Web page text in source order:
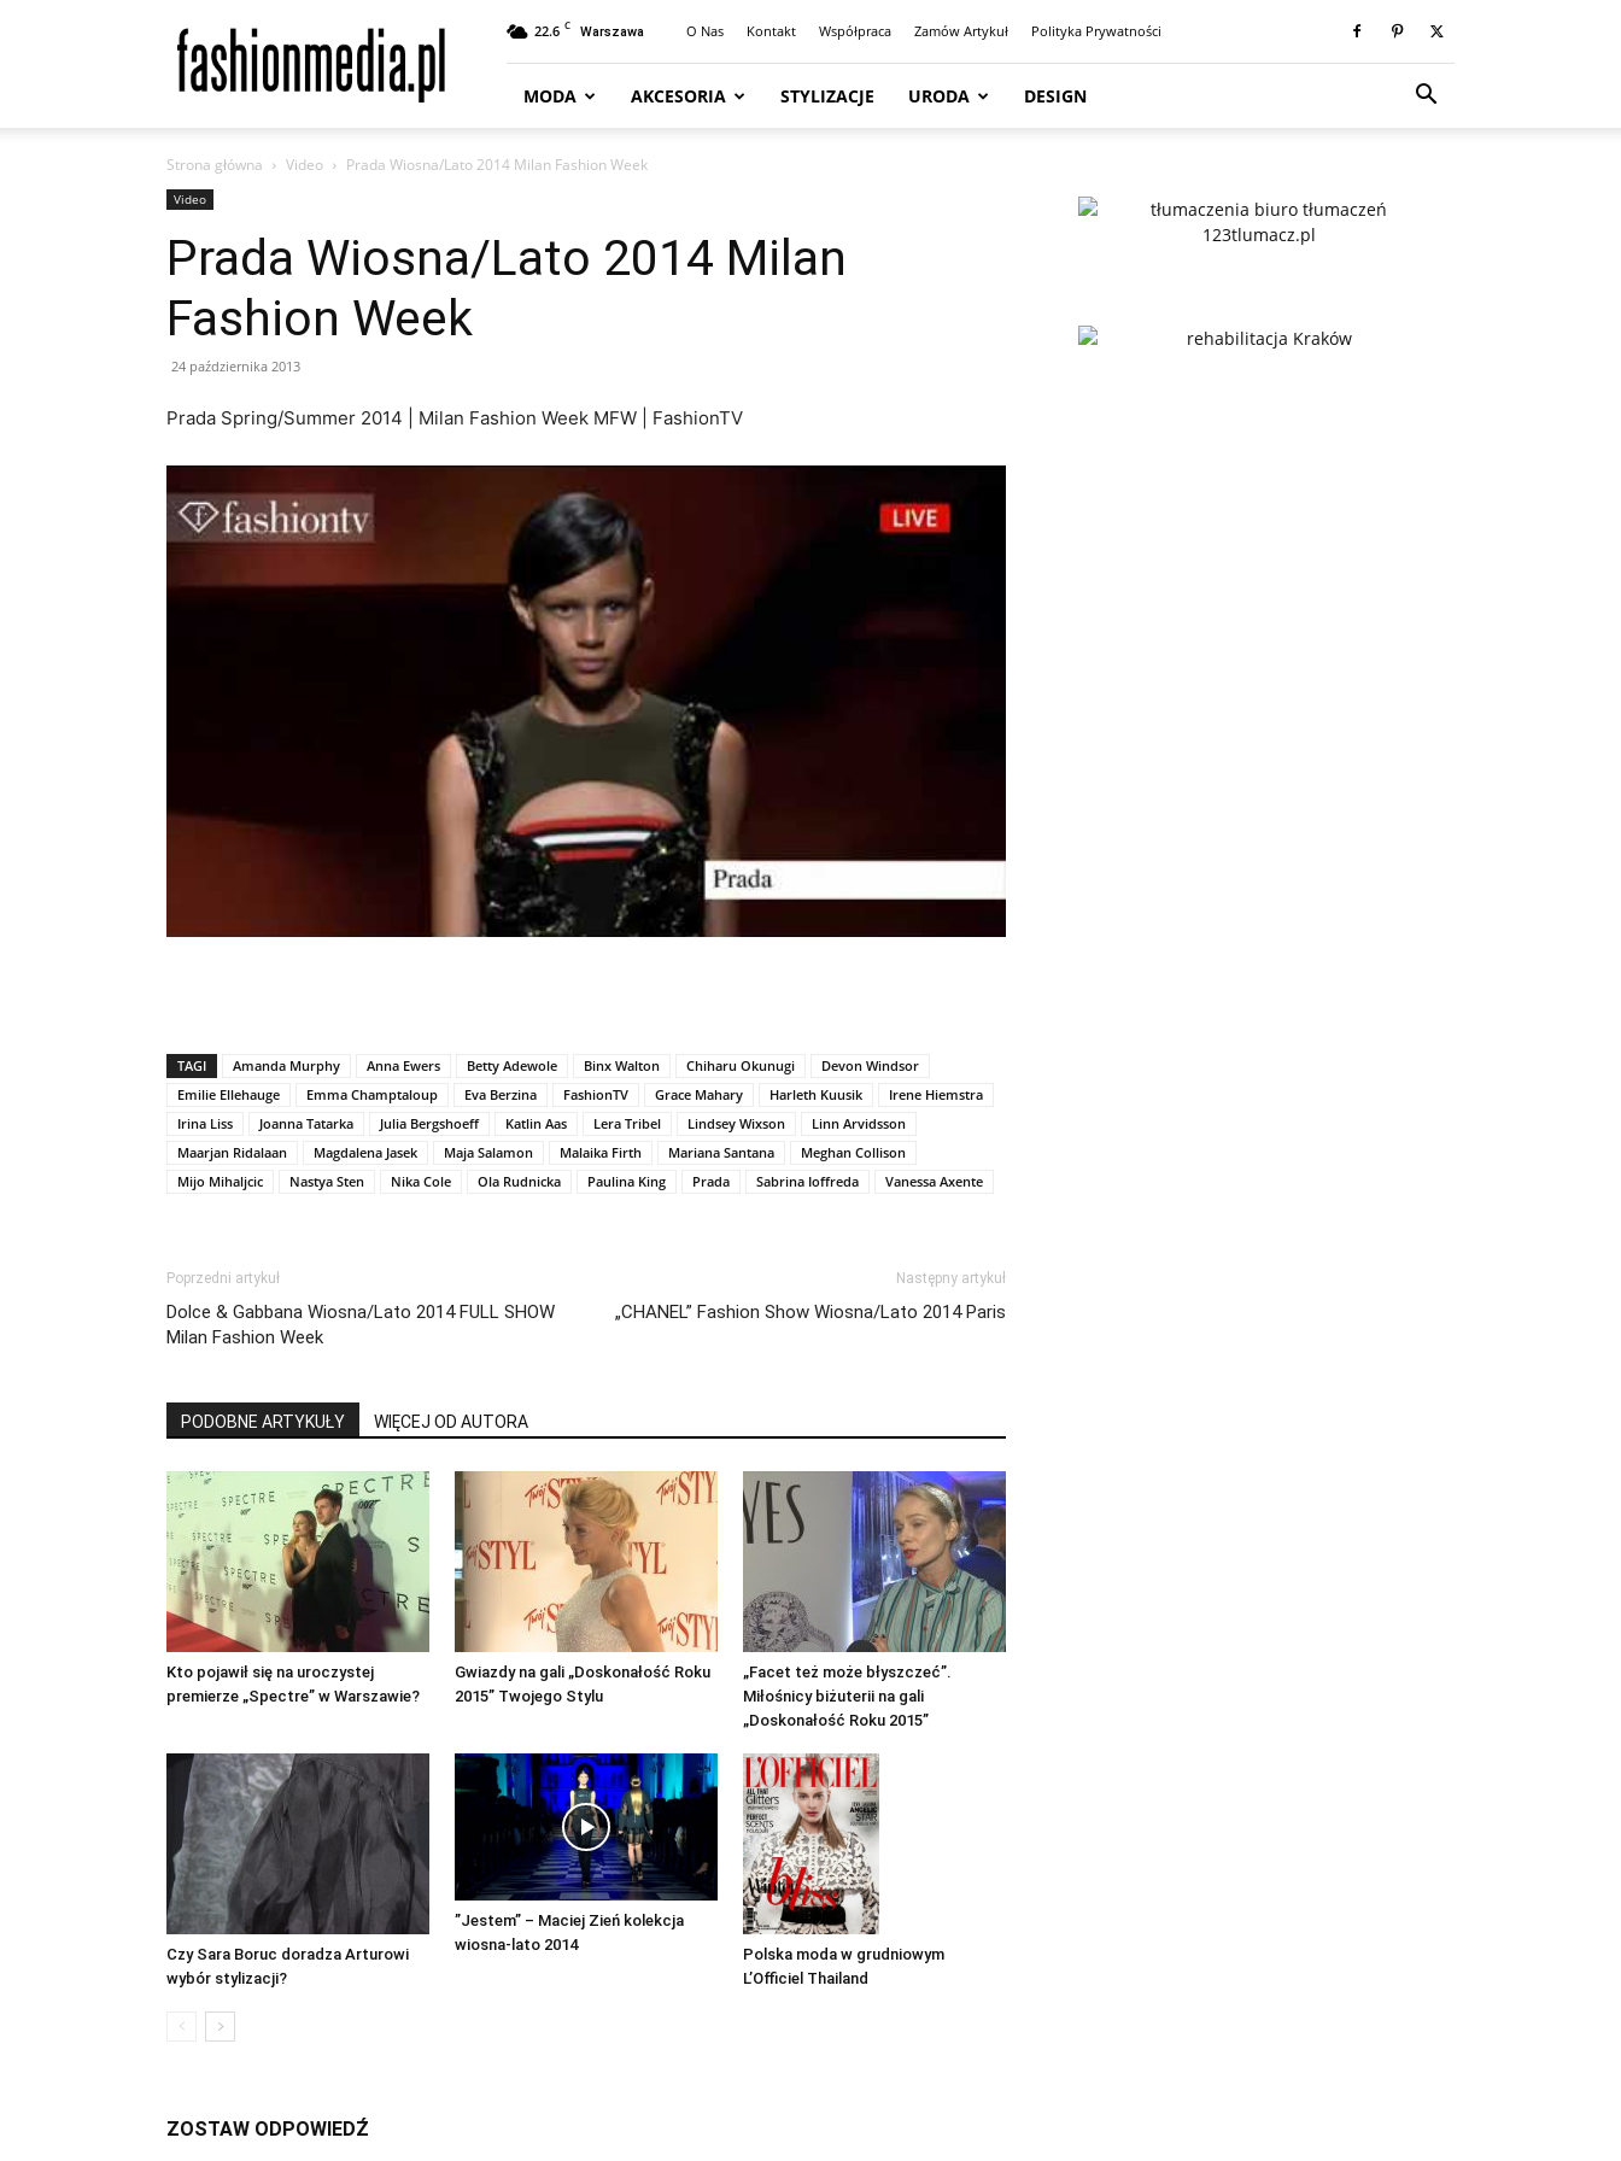
Moda
Styl
|
|
Design
22.6 C Warszawa O Nas Kontakt Współpraca Zamów Artykuł Polityka Prywatności
MODA AKCESORIA STYLIZACJE URODA DESIGN
Strona główna Video Prada Wiosna/Lato 2014 Milan Fashion Week
Video
Prada Wiosna/Lato 2014 Milan
Fashion Week
24 października 2013
Prada Spring/Summer 2014 | Milan Fashion Week MFW | FashionTV
TAGI Amanda Murphy Anna Ewers Betty Adewole Binx Walton Chiharu Okunugi
Devon Windsor
Emilie Ellehauge
Emma Champtaloup Eva Berzina FashionTV Grace Mahary Harleth Kuusik
Irene Hiemstra
Irina Liss
Joanna Tatarka Julia Bergshoeff Katlin Aas Lera Tribel Lindsey Wixson
Linn Arvidsson
Maarjan Ridalaan
Magdalena Jasek Maja Salamon Malaika Firth Mariana Santana
Meghan Collison
Mijo Mihaljcic
Nastya Sten Nika Cole Ola Rudnicka Paulina King Prada Sabrina Ioffreda Vanessa Axente
Poprzedni artykuł
Dolce & Gabbana Wiosna/Lato 2014 FULL SHOW
Milan Fashion Week
Następny artykuł
„CHANEL” Fashion Show Wiosna/Lato 2014 Paris
PODOBNE ARTYKUŁY WIĘCEJ OD AUTORA
Kto pojawił się na uroczystej
premierze „Spectre” w Warszawie?
Gwiazdy na gali „Doskonałość Roku
2015” Twojego Stylu
„Facet też może błyszczeć”.
Miłośnicy biżuterii na gali
„Doskonałość Roku 2015”
Czy Sara Boruc doradza Arturowi
wybór stylizacji?
”Jestem” – Maciej Zień kolekcja
wiosna-lato 2014
Polska moda w grudniowym
L’Officiel Thailand
ZOSTAW ODPOWIEDŹ